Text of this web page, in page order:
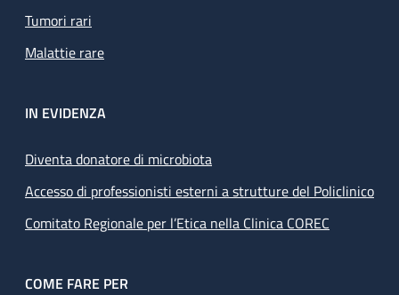
Tumori rari
Malattie rare
IN EVIDENZA
Diventa donatore di microbiota
Accesso di professionisti esterni a strutture del Policlinico
Comitato Regionale per l’Etica nella Clinica COREC
COME FARE PER